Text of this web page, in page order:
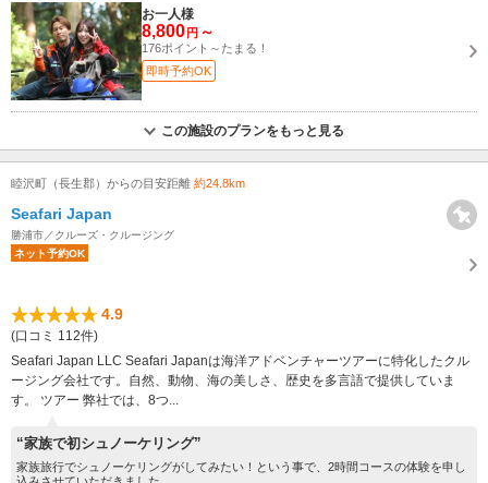
お一人様
8,800 円 ～
176ポイント～たまる！
即時予約OK
この施設のプランをもっと見る
睦沢町（長生郡）からの目安距離 約24.8km
Seafari Japan
勝浦市／クルーズ・クルージング
ネット予約OK
4.9
(口コミ 112件)
Seafari Japan LLC Seafari Japanは海洋アドベンチャーツアーに特化したクル
ージング会社です。自然、動物、海の美しさ、歴史を多言語で提供していま
す。 ツアー 弊社では、8つ...
“家族で初シュノーケリング”
家族旅行でシュノーケリングがしてみたい！という事で、2時間コースの体験を申し
込みさせていただきました...